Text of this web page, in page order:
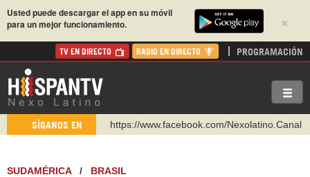
×
Usted puede descargar el app en su móvil
para un mejor funcionamiento.
TV EN DIRECTO RADIO EN DIRECTO PROGRAMACIÓN
SÍGANOS EN
https://www.facebook.com/Nexolatino.Canal
http://twitter.com/nexo_latino
SUDAMÉRICA/ BRASIL